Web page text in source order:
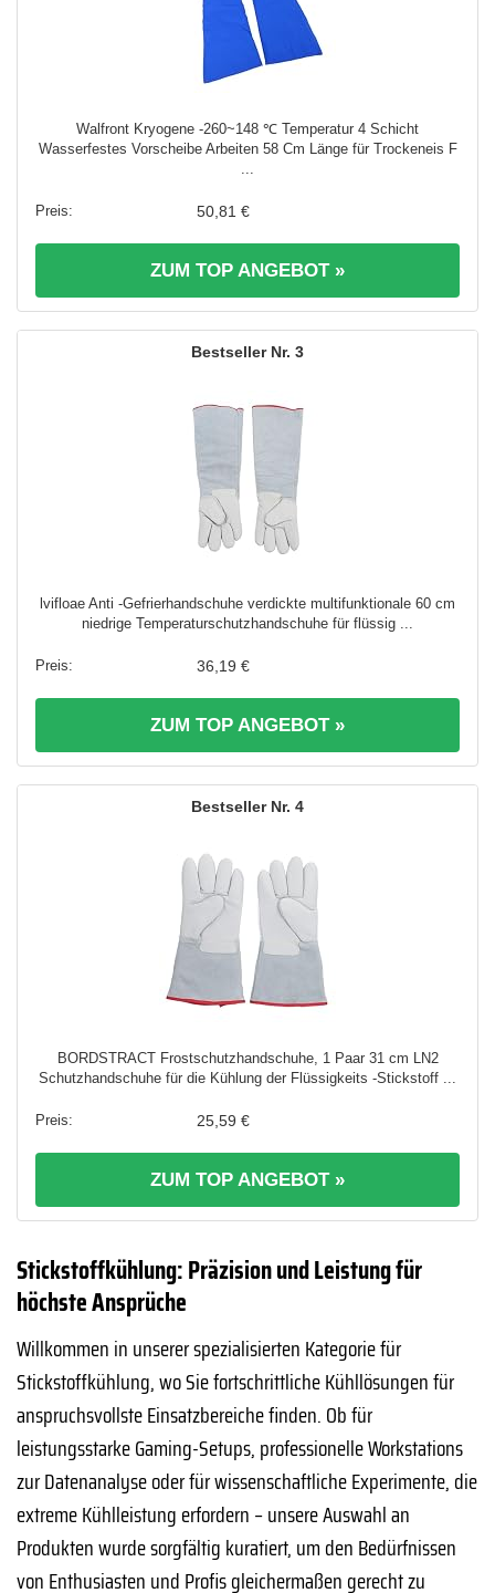
Walfront Kryogene -260~148 ℃ Temperatur 4 Schicht
Wasserfestes Vorscheibe Arbeiten 58 Cm Länge für Trockeneis F
...
50,81 €
ZUM TOP ANGEBOT »
3
lvifloae Anti -Gefrierhandschuhe verdickte multifunktionale 60 cm
niedrige Temperaturschutzhandschuhe für flüssig ...
36,19 €
ZUM TOP ANGEBOT »
4
BORDSTRACT Frostschutzhandschuhe, 1 Paar 31 cm LN2
Schutzhandschuhe für die Kühlung der Flüssigkeits -Stickstoff ...
25,59 €
ZUM TOP ANGEBOT »
Stickstoffkühlung: Präzision und Leistung für
höchste Ansprüche
Willkommen in unserer spezialisierten Kategorie für
Stickstoffkühlung, wo Sie fortschrittliche Kühllösungen für
anspruchsvollste Einsatzbereiche finden. Ob für
leistungsstarke Gaming-Setups, professionelle Workstations
zur Datenanalyse oder für wissenschaftliche Experimente, die
extreme Kühlleistung erfordern – unsere Auswahl an
Produkten wurde sorgfältig kuratiert, um den Bedürfnissen
von Enthusiasten und Profis gleichermaßen gerecht zu